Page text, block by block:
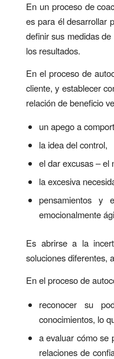
En un proceso de
es para él desarrollar
definir sus medidas
los resultados.
En el proceso de
cliente, y establecer
relación de beneficio
un apego a
la idea del control,
el dar excusas – el
la excesiva
pensamientos y
emocionalmente
Es abrirse a la
soluciones diferentes,
En el proceso de
reconocer su
conocimientos, lo
a evaluar cómo se
relaciones de